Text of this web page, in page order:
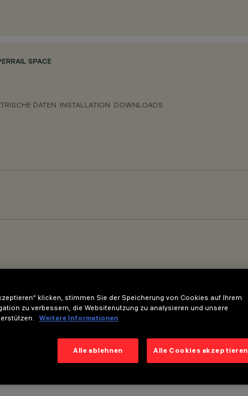
SPACE
DATEN INSTALLATION DOWNLOADS
klicken, stimmen Sie der Speicherung von Cookies auf Ihrem
zu verbessern, die Websitenutzung zu analysieren und unsere
Weitere Informationen
Alle ablehnen Alle Cookies akzeptieren